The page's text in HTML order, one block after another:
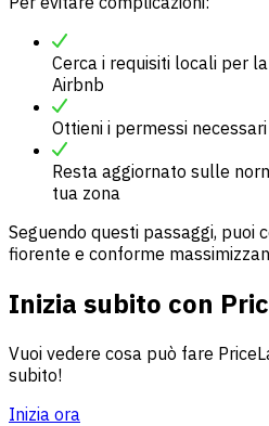
Cerca i requisiti locali per
Airbnb
Ottieni i permessi
Resta aggiornato sulle
tua zona
Seguendo questi passaggi, puoi
fiorente e conforme
Inizia subito con
Vuoi vedere cosa può fare
subito!
Inizia ora